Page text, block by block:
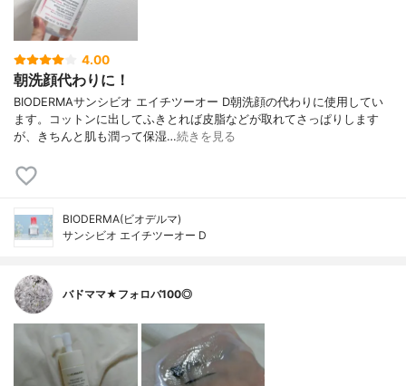
4.00
朝洗顔代わりに！
BIODERMAサンシビオ エイチツーオー D朝洗顔の代わりに使用してい
ます。コットンに出してふきとれば皮脂などが取れてさっぱりします
が、きちんと肌も潤って保湿…続きを見る
BIODERMA(ビオデルマ)
サンシビオ エイチツーオー D
バドママ★フォロバ100◎